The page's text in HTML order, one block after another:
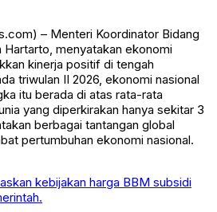
– Menteri Koordinator Bidang
Hartarto, menyatakan ekonomi
kinerja positif di tengah
triwulan II 2026, ekonomi nasional
itu berada di atas rata-rata
yang diperkirakan hanya sekitar 3
berbagai tantangan global
pertumbuhan ekonomi nasional.